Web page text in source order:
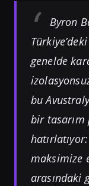
Byron
genelde
bu
bir
maksimize
arasındaki